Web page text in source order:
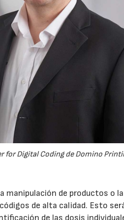
for Digital Coding de Domino
manipulación de productos o
de alta calidad. Esto
de las dosis